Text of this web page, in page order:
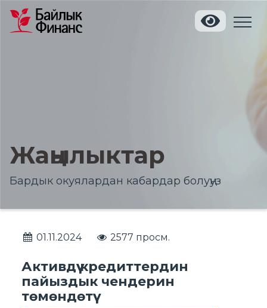
Жаңылыктар
Бардык окуялардан кабардар болуңуз
01.11.2024 2577 просм.
Активдүү кредиттердин
пайыздык чендерин
төмөндөтүү